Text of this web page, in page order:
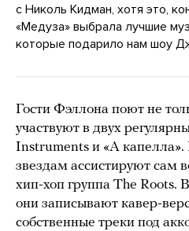
с Николь Кидман, хотя это,
«Медуза» выбрала лучшие
которые подарило нам шоу
Гости Фэллона поют не
участвуют в двух
Instruments и «А
звездам ассистируют сам
хип-хоп группа The Roots.
они записывают кавер-
собственные треки под